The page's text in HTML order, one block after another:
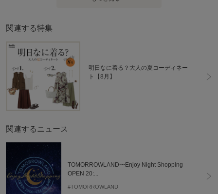
関連する特集
明日なに着る？大人の夏コーディネー
ト【8月】
関連するニュース
TOMORROWLAND〜Enjoy Night Shopping
OPEN 20:...
#TOMORROWLAND